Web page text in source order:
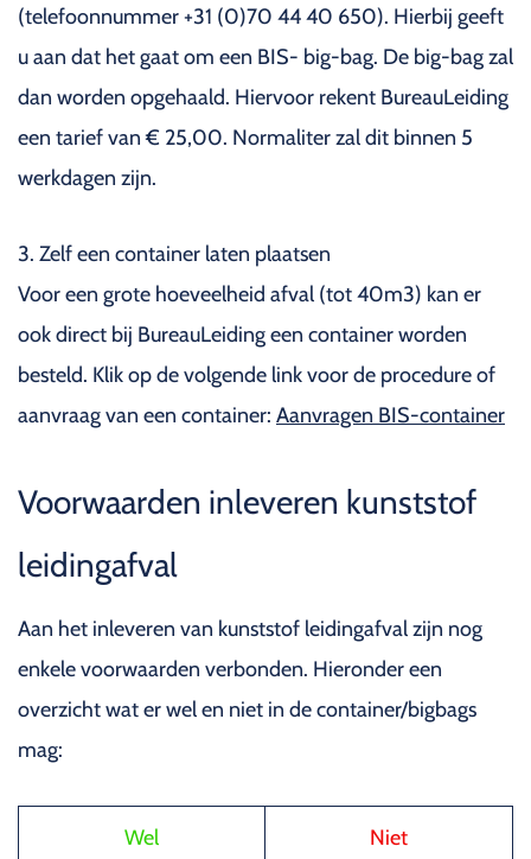
(telefoonnummer +31 (0)70 44 40 650). Hierbij geeft
u aan dat het gaat om een BIS- big-bag. De big-bag zal
dan worden opgehaald. Hiervoor rekent BureauLeiding
een tarief van € 25,00. Normaliter zal dit binnen 5
werkdagen zijn.
3. Zelf een container laten plaatsen
Voor een grote hoeveelheid afval (tot 40m3) kan er
ook direct bij BureauLeiding een container worden
besteld. Klik op de volgende link voor de procedure of
aanvraag van een container: Aanvragen BIS-container
Voorwaarden inleveren kunststof
leidingafval
Aan het inleveren van kunststof leidingafval zijn nog
enkele voorwaarden verbonden. Hieronder een
overzicht wat er wel en niet in de container/bigbags
mag:
Wel Niet